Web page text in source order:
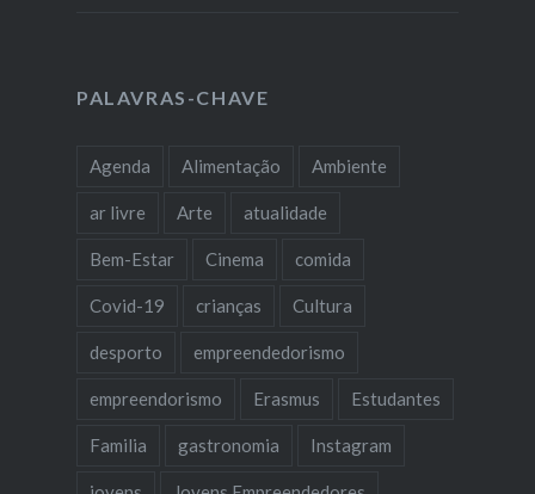
PALAVRAS-CHAVE
Agenda Alimentação Ambiente
ar livre Arte atualidade
Bem-Estar Cinema comida
Covid-19 crianças Cultura
desporto empreendedorismo
empreendorismo Erasmus Estudantes
Familia gastronomia Instagram